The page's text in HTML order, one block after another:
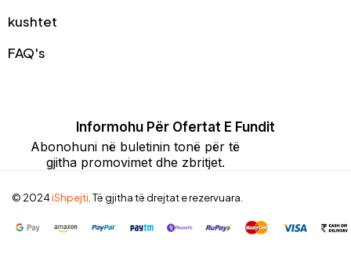
kushtet
FAQ's
Informohu Për Ofertat E Fundit
Abonohuni në buletinin tonë për të
gjitha promovimet dhe zbritjet.
© 2024iShpejti. Të gjitha të drejtat e rezervuara.